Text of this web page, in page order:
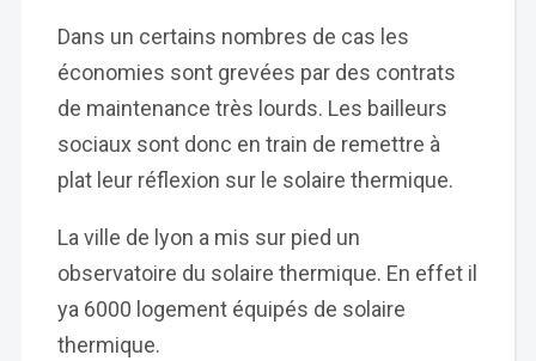
Dans un certains nombres de cas les
économies sont grevées par des contrats
de maintenance très lourds. Les bailleurs
sociaux sont donc en train de remettre à
plat leur réflexion sur le solaire thermique.
La ville de lyon a mis sur pied un
observatoire du solaire thermique. En effet il
ya 6000 logement équipés de solaire
thermique.